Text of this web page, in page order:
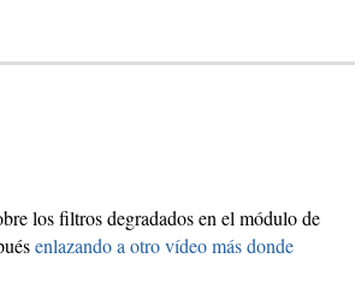
los filtros degradados en el módulo de
enlazando a otro vídeo más donde